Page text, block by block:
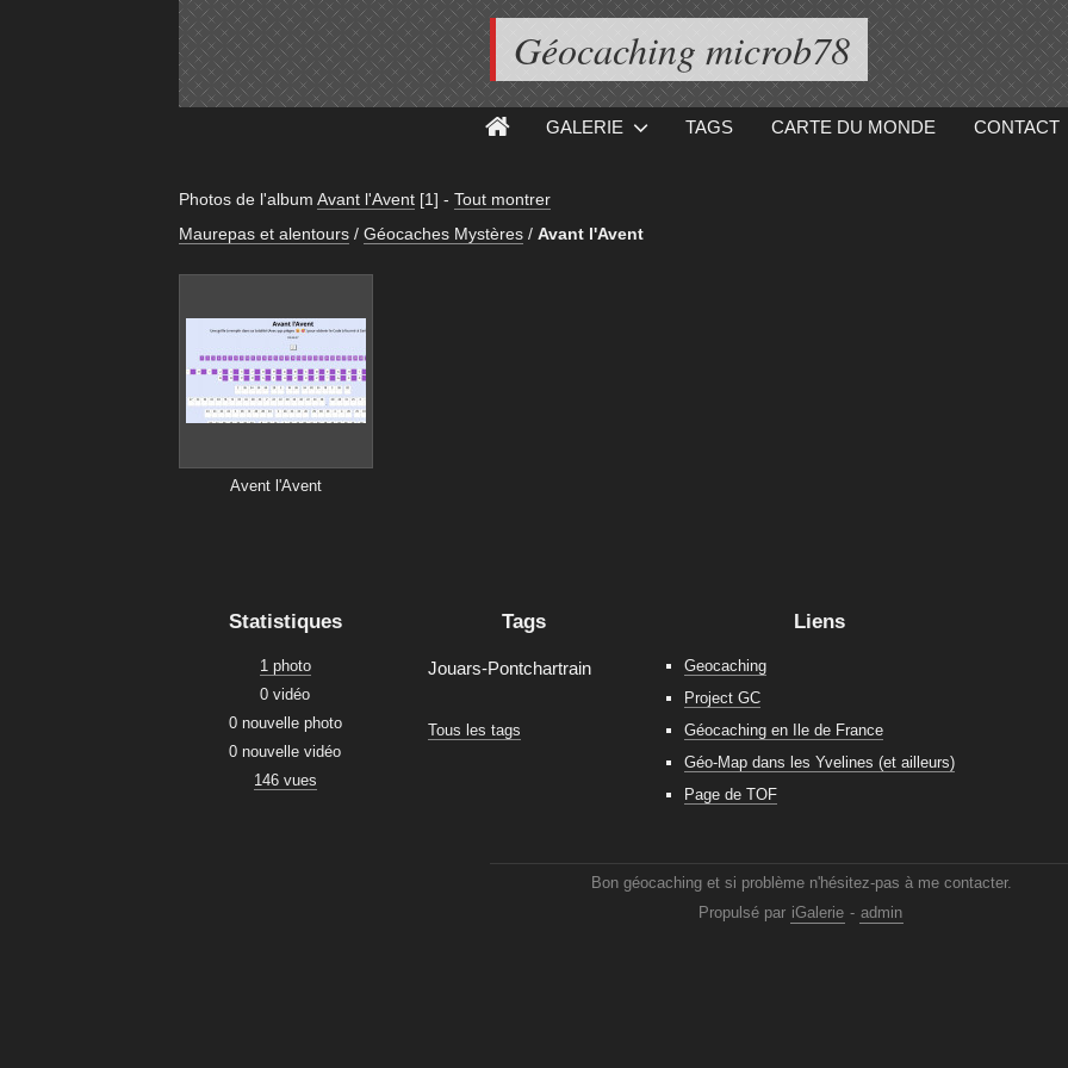
Géocaching microb78
GALERIE TAGS CARTE DU MONDE CONTACT
Photos de l'album Avant l'Avent [1] - Tout montrer
Maurepas et alentours / Géocaches Mystères / Avant l'Avent
Avent l'Avent
Statistiques
1 photo
0 vidéo
0 nouvelle photo
0 nouvelle vidéo
146 vues
Tags
Jouars-Pontchartrain
Tous les tags
Liens
Geocaching
Project GC
Géocaching en Ile de France
Géo-Map dans les Yvelines (et ailleurs)
Page de TOF
Bon géocaching et si problème n'hésitez-pas à me contacter.
Propulsé par iGalerie - admin